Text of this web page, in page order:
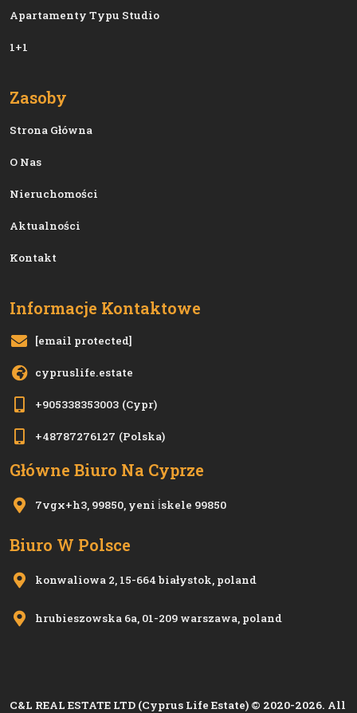
Apartamenty Typu Studio
1+1
Zasoby
Strona Główna
O Nas
Nieruchomości
Aktualności
Kontakt
Informacje Kontaktowe
[email protected]
cypruslife.estate
+905338353003 (Cypr)
+48787276127 (Polska)
Główne Biuro Na Cyprze
7vgx+h3, 99850, yeni i̇skele 99850
Biuro W Polsce
konwaliowa 2, 15-664 białystok, poland
hrubieszowska 6a, 01-209 warszawa, poland
C&L REAL ESTATE LTD (Cyprus Life Estate) © 2020-2026. All